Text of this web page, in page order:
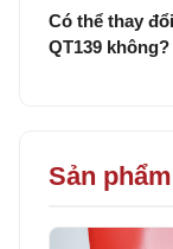
Có thể thay
QT139 không?
Sản